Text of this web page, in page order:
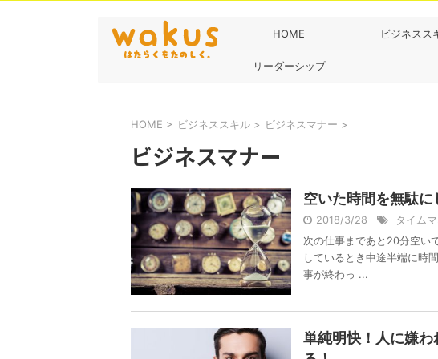
HOME ビジネスス
リーダーシップ
HOME > ビジネススキル > ビジネスマナー >
ビジネスマナー
空いた時間を無駄
2018/3/28 タイム
次の仕事まであと20分空い
しているとき中途半端に時
事が終わっ ...
単純明快！人に嫌